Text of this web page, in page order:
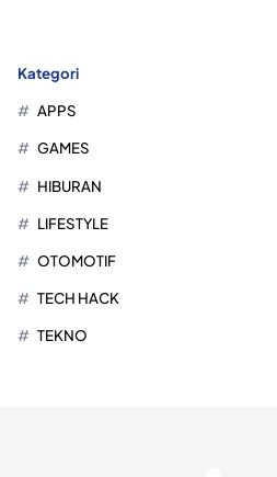
Kategori
APPS
GAMES
HIBURAN
LIFESTYLE
OTOMOTIF
TECH HACK
TEKNO